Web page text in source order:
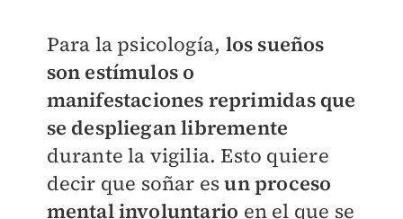
Para la psicología, los sueños
son estímulos o
manifestaciones reprimidas que
se despliegan libremente
durante la vigilia. Esto quiere
decir que soñar esun proceso
mental involuntario en el que se